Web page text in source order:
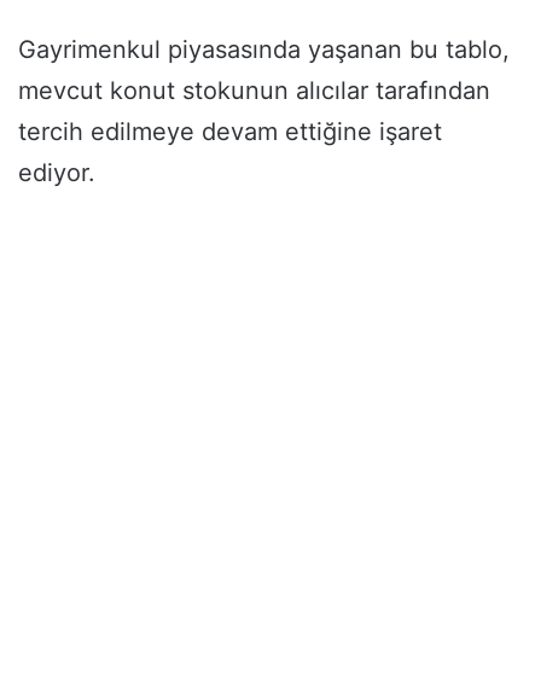
Gayrimenkul piyasasında yaşanan bu tablo,
mevcut konut stokunun alıcılar tarafından
tercih edilmeye devam ettiğine işaret
ediyor.